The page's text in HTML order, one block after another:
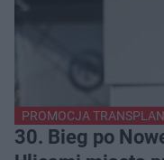
PROMOCJA
30. Bieg po